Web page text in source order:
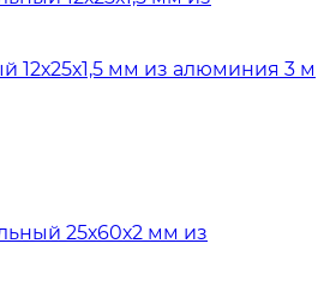
12х25х1,5 мм из алюминия 3 м